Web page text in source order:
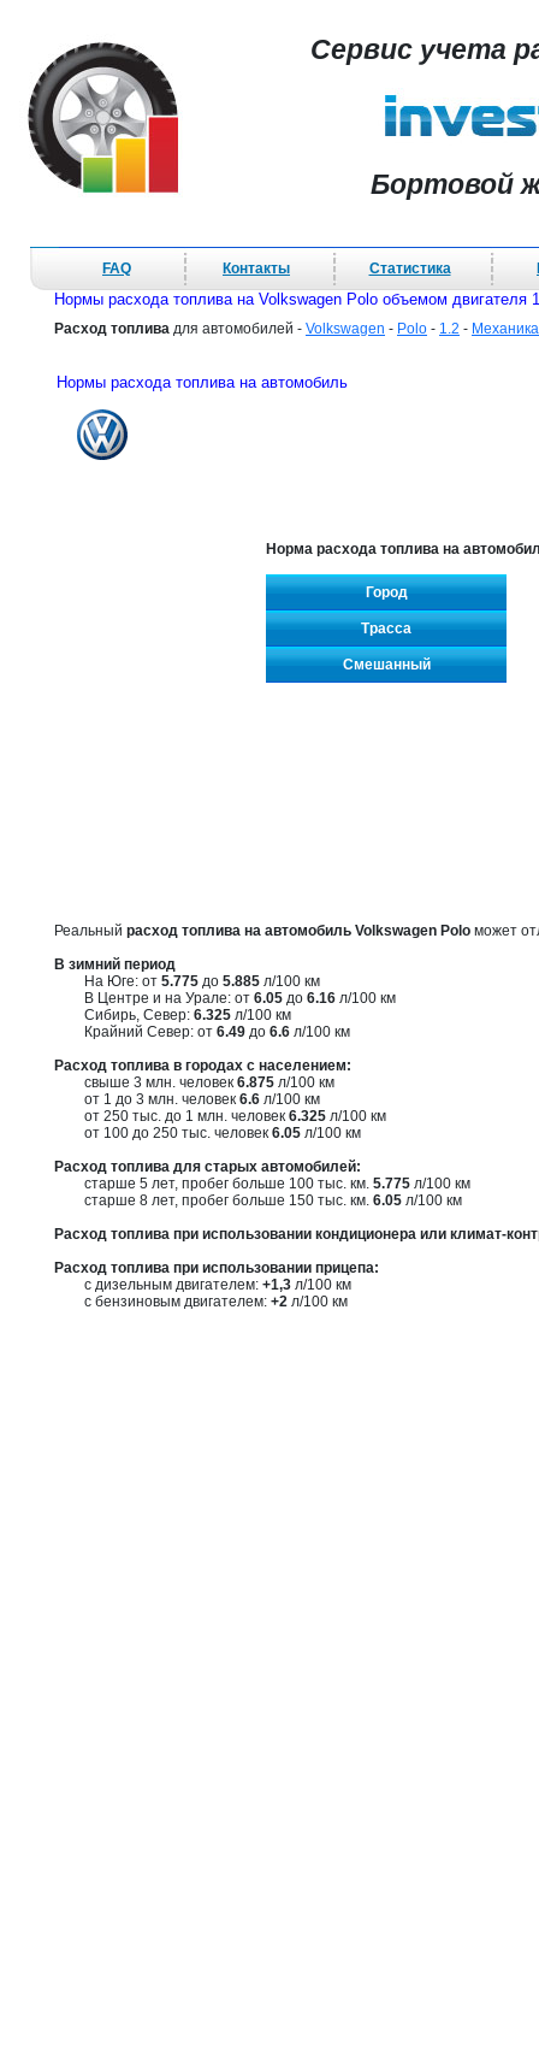
Сервис учета
Бортовой
FAQ Контакты Статистика
Нормы расхода топлива на Volkswagen Polo объемом двигателя
Расход топлива для автомобилей - Volkswagen - Polo - 1.2 - Механика
Нормы расхода топлива на автомобиль
Норма расхода топлива на
Город
Трасса
Смешанный
Реальный расход топлива на автомобиль Volkswagen Polo может
В зимний период
На Юге: от 5.775 до 5.885 л/100 км
В Центре и на Урале: от 6.05 до 6.16 л/100 км
Сибирь, Север: 6.325 л/100 км
Крайний Север: от 6.49 до 6.6 л/100 км
Расход топлива в городах с населением:
свыше 3 млн. человек 6.875 л/100 км
от 1 до 3 млн. человек 6.6 л/100 км
от 250 тыс. до 1 млн. человек 6.325 л/100 км
от 100 до 250 тыс. человек 6.05 л/100 км
Расход топлива для старых автомобилей:
cтарше 5 лет, пробег больше 100 тыс. км. 5.775 л/100 км
cтарше 8 лет, пробег больше 150 тыс. км. 6.05 л/100 км
Расход топлива при использовании кондиционера или климат-
Расход топлива при использовании прицепа:
с дизельным двигателем: +1,3 л/100 км
с бензиновым двигателем: +2 л/100 км